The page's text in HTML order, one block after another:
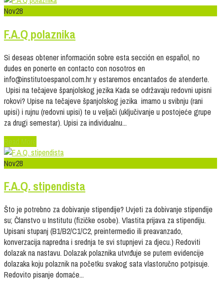
Nov28
F.A.Q polaznika
Si deseas obtener información sobre esta sección en español, no
dudes en ponerte en contacto con nosotros en
info@institutoespanol.com.hr y estaremos encantados de atenderte.
Upisi na tečajeve španjolskog jezika Kada se održavaju redovni upisni
rokovi? Upise na tečajeve španjolskog jezika imamo u svibnju (rani
upisi) i rujnu (redovni upisi) te u veljači (uključivanje u postojeće grupe
za drugi semestar). Upisi za individualnu...
Read More
Nov28
F.A.Q. stipendista
Što je potrebno za dobivanje stipendije? Uvjeti za dobivanje stipendije
su; Članstvo u Institutu (fizičke osobe). Vlastita prijava za stipendiju.
Upisani stupanj (B1/B2/C1/C2, preintermedio ili preavanzado,
konverzacija napredna i srednja te svi stupnjevi za djecu.) Redoviti
dolazak na nastavu. Dolazak polaznika utvrđuje se putem evidencije
dolazaka koju polaznik na početku svakog sata vlastoručno potpisuje.
Redovito pisanje domaće...